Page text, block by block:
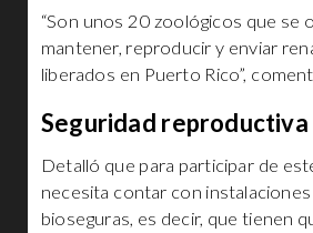
“Son unos 20 zoológicos que se
mantener, reproducir y enviar
liberados en Puerto Rico”,
Seguridad reproductiva
Detalló que para participar de
necesita contar con
bioseguras, es decir, que tienen